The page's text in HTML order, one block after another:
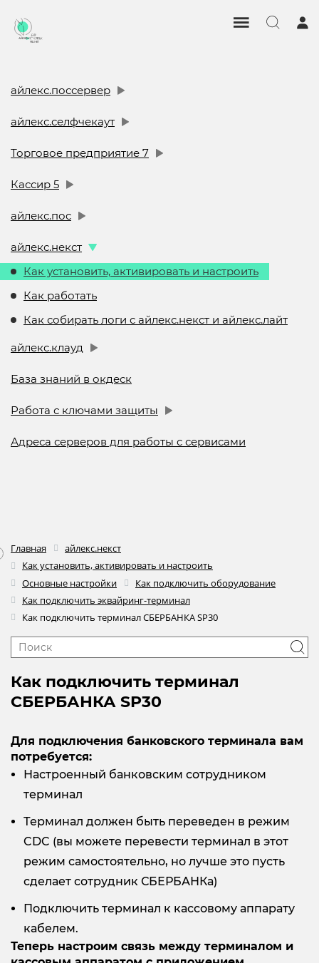
айлекс.поссервер
айлекс.селфчекаут
Торговое предприятие 7
Кассир 5
айлекс.пос
айлекс.некст
Как установить, активировать и настроить
Как работать
Как собирать логи с айлекс.некст и айлекс.лайт
айлекс.клауд
База знаний в окдеск
Работа с ключами защиты
Адреса серверов для работы с сервисами
Главная
айлекс.некст
Как установить, активировать и настроить
Основные настройки
Как подключить оборудование
Как подключить эквайринг-терминал
Как подключить терминал СБЕРБАНКА SP30
Как подключить терминал
СБЕРБАНКА SP30
Для подключения банковского терминала вам
потребуется:
Настроенный банковским сотрудником
терминал
Терминал должен быть переведен в режим
CDC (вы можете перевести терминал в этот
режим самостоятельно, но лучше это пусть
сделает сотрудник СБЕРБАНКа)
Подключить терминал к кассовому аппарату
кабелем.
Теперь настроим связь между терминалом и